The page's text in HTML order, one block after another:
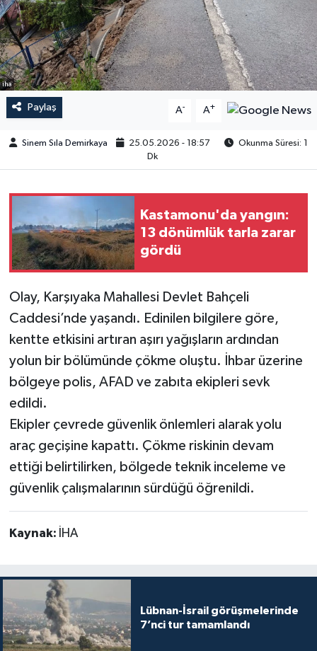
iha
Paylaş A- A+
Sinem Sıla Demirkaya 25.05.2026 - 18:57
Okunma Süresi: 1
Dk
Kastamonu'da yangın:
13 dönümlük tarla zarar
gördü
Olay, Karşıyaka Mahallesi Devlet Bahçeli
Caddesi’nde yaşandı. Edinilen bilgilere göre,
kentte etkisini artıran aşırı yağışların ardından
yolun bir bölümünde çökme oluştu. İhbar üzerine
bölgeye polis, AFAD ve zabıta ekipleri sevk
edildi.
Ekipler çevrede güvenlik önlemleri alarak yolu
araç geçişine kapattı. Çökme riskinin devam
ettiği belirtilirken, bölgede teknik inceleme ve
güvenlik çalışmalarının sürdüğü öğrenildi.
Kaynak: İHA
Lübnan-İsrail görüşmelerinde
7’nci tur tamamlandı